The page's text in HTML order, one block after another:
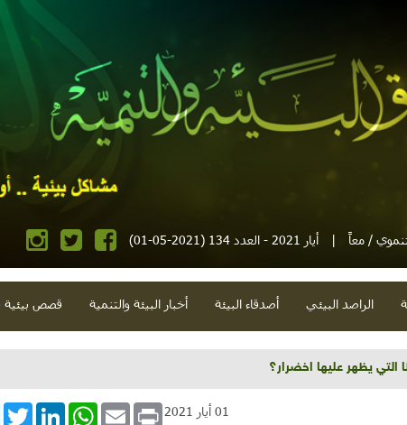
/ معاً | أيار 2021 - العدد 134 (2021-05-01)
الراصد البيئي أصدقاء البيئة أخبار البيئة والتنمية قصص بيئية
يظهر عليها اخضرار؟
LinkedInWhatsApp Email Print 01 أيار 2021